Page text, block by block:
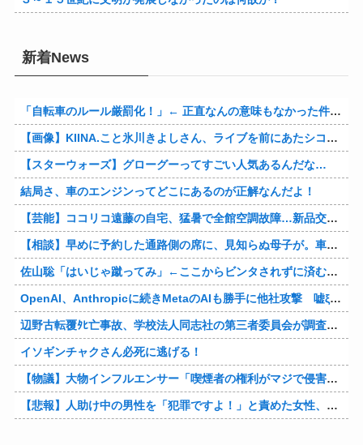
新着News
「自転車のルール厳罰化！」← 正直なんの意味もなかった件www
【画像】KIINA.こと氷川きよしさん、ライブを前にあたシコ欲全開www
【スターウォーズ】グローグーってすごい人気あるんだな…
結局さ、車のエンジンってどこにあるのが正解なんだよ！
【芸能】ココリコ遠藤の自宅、猛暑で全館空調故障…新品交換費300万円…高額費用に「高すぎる」
【相談】早めに予約した通路側の席に、見知らぬ母子が。車掌の呼びかけにも「目を閉じて無視」して居座られました。無理やり奪われた席は、結局“やったもん勝ち”になってしまうのでしょうか？
佐山聡「はいじゃ蹴ってみ」←ここからビンタされずに済む方法
OpenAI、Anthropicに続きMetaのAIも勝手に他社攻撃 嘘ξけど何これ流行ってんの？
辺野古転覆ﾀﾋ亡事故、学校法人同志社の第三者委員会が調査報告書を公表 … 安全配慮義務違反や安全管理に関する検証を妨げた組織風土の存在を指摘
イソギンチャクさん必死に逃げる！
【物議】大物インフルエンサー「喫煙者の権利がマジで侵害されてる。いくら税金払ってるんだ」他
【悲報】人助け中の男性を「犯罪ですよ！」と責めた女性、警察が来た瞬間逃げる他